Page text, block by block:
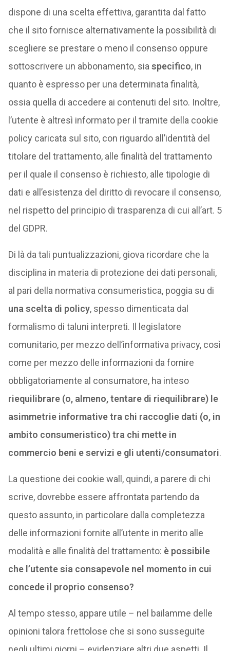
dispone di una scelta effettiva, garantita dal fatto
che il sito fornisce alternativamente la possibilità di
scegliere se prestare o meno il consenso oppure
sottoscrivere un abbonamento, sia specifico, in
quanto è espresso per una determinata finalità,
ossia quella di accedere ai contenuti del sito. Inoltre,
l’utente è altresì informato per il tramite della cookie
policy caricata sul sito, con riguardo all’identità del
titolare del trattamento, alle finalità del trattamento
per il quale il consenso è richiesto, alle tipologie di
dati e all’esistenza del diritto di revocare il consenso,
nel rispetto del principio di trasparenza di cui all’art. 5
del GDPR.
Di là da tali puntualizzazioni, giova ricordare che la
disciplina in materia di protezione dei dati personali,
al pari della normativa consumeristica, poggia su di
una scelta di policy, spesso dimenticata dal
formalismo di taluni interpreti. Il legislatore
comunitario, per mezzo dell’informativa privacy, così
come per mezzo delle informazioni da fornire
obbligatoriamente al consumatore, ha inteso
riequilibrare (o, almeno, tentare di riequilibrare) le
asimmetrie informative tra chi raccoglie dati (o, in
ambito consumeristico) tra chi mette in
commercio beni e servizi e gli utenti/consumatori.
La questione dei cookie wall, quindi, a parere di chi
scrive, dovrebbe essere affrontata partendo da
questo assunto, in particolare dalla completezza
delle informazioni fornite all’utente in merito alle
modalità e alle finalità del trattamento: è possibile
che l’utente sia consapevole nel momento in cui
concede il proprio consenso?
Al tempo stesso, appare utile – nel bailamme delle
opinioni talora frettolose che si sono susseguite